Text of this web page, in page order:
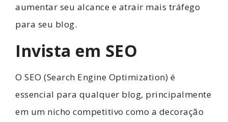
aumentar seu alcance e atrair mais tráfego
para seu blog.
Invista em SEO
O SEO (Search Engine Optimization) é
essencial para qualquer blog, principalmente
em um nicho competitivo como a decoração